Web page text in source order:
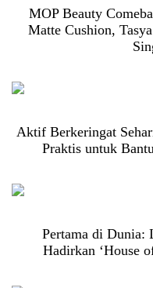
MOP Beauty
Matte Cushion,
Aktif Berkeringat
Praktis untuk
Pertama di Dunia:
Hadirkan ‘House